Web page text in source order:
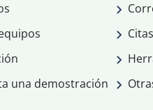
una demostración